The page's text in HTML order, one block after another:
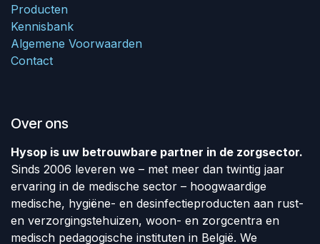
Producten
Kennisbank
Algemene Voorwaarden
Contact
Over ons
Hysop is uw betrouwbare partner in de zorgsector.
Sinds 2006 leveren we – met meer dan twintig jaar
ervaring in de medische sector – hoogwaardige
medische, hygiëne- en desinfectieproducten aan rust-
en verzorgingstehuizen, woon- en zorgcentra en
medisch pedagogische instituten in België. We